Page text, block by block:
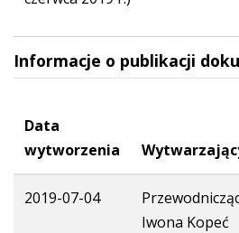
Informacje o publikacji
Data
wytworzenia
2019-07-04
Iwona Kopeć